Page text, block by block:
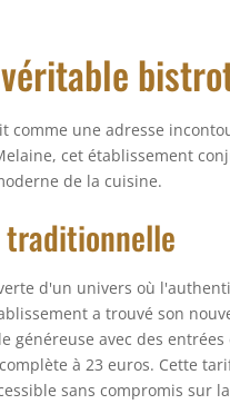
comme une adresse
cet établissement
de la cuisine.
traditionnelle
d'un univers où
a trouvé son
généreuse avec des entrées
à 23 euros. Cette
sans compromis sur